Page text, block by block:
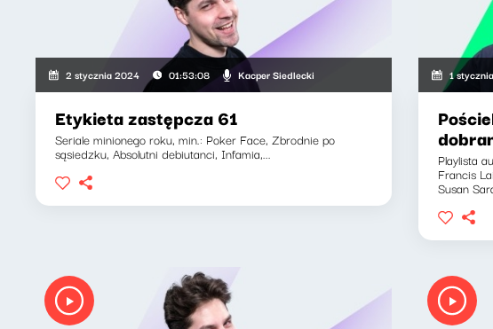
2 stycznia 2024 01:53:08 Kacper Siedlecki
Etykieta zastępcza 61
Seriale minionego roku, min.: Poker Face, Zbrodnie po
sąsiedzku, Absolutni debiutanci, Infamia,...
1
Playlista
Francis
Susan